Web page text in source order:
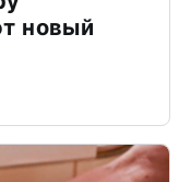
новый